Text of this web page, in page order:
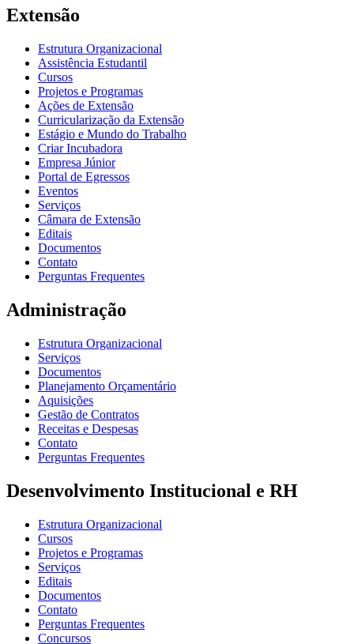
Extensão
Estrutura Organizacional
Assistência Estudantil
Cursos
Projetos e Programas
Ações de Extensão
Curricularização da Extensão
Estágio e Mundo do Trabalho
Criar Incubadora
Empresa Júnior
Portal de Egressos
Eventos
Serviços
Câmara de Extensão
Editais
Documentos
Contato
Perguntas Frequentes
Administração
Estrutura Organizacional
Serviços
Documentos
Planejamento Orçamentário
Aquisições
Gestão de Contratos
Receitas e Despesas
Contato
Perguntas Frequentes
Desenvolvimento Institucional e RH
Estrutura Organizacional
Cursos
Projetos e Programas
Serviços
Editais
Documentos
Contato
Perguntas Frequentes
Concursos